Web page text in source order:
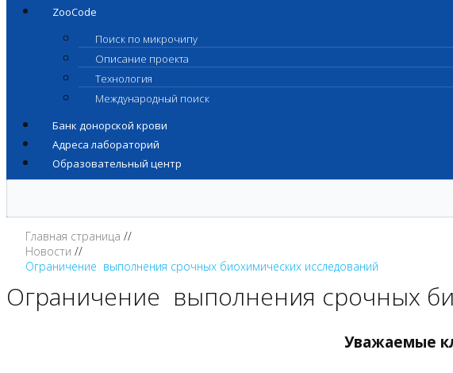
ZooCode
Поиск по микрочипу
Описание проекта
Технология
Международный поиск
Банк донорской крови
Адреса лабораторий
Образовательный центр
Главная страница
Новости
Ограничение выполнения срочных биохимических исследований
Ограничение выполнения срочных
Уважаемые